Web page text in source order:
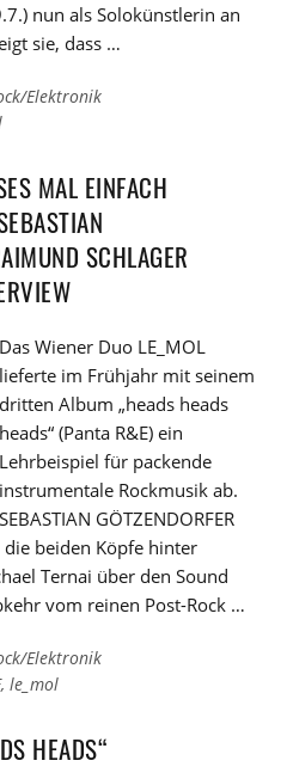
nun als Solokünstlerin an
sie, dass …
Elektronik
MAL EINFACH
SCHLAGER
Das Wiener Duo LE_MOL
lieferte im Frühjahr mit seinem
dritten Album „heads heads
heads“ (Panta R&E) ein
Lehrbeispiel für packende
instrumentale Rockmusik ab.
SEBASTIAN GÖTZENDORFER
die beiden Köpfe hinter
Ternai über den Sound
vom reinen Post-Rock …
Elektronik
, le_mol
HEADS“